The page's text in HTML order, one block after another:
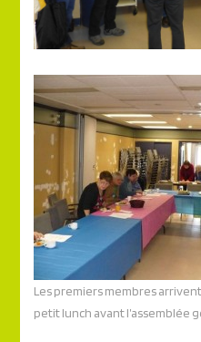
Les premiers membres
petit lunch avant l’assemblée